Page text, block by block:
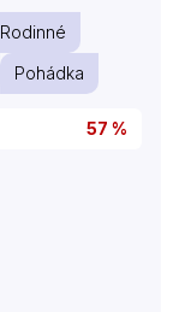
Rodinné
Pohádka
57 %